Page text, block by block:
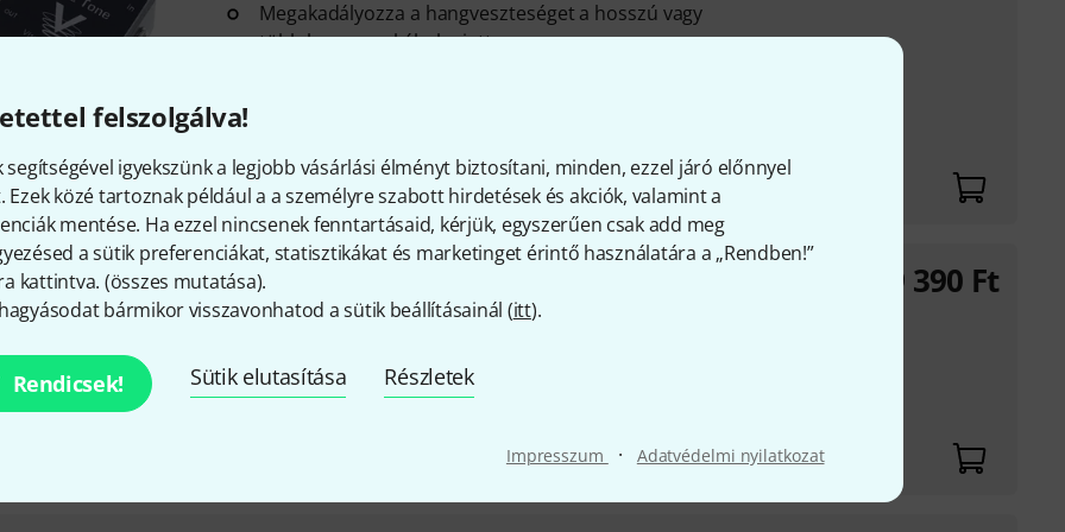
felszolgálva!
segítségével igyekszünk a legjobb vásárlási élményt biztosítani, minden, ezzel járó előnnyel
Ezek közé tartoznak például a a személyre szabott hirdetések és akciók, valamint a
mentése. Ha ezzel nincsenek fenntartásaid, kérjük, egyszerűen csak add meg
a sütik preferenciákat, statisztikákat és marketinget érintő használatára a „Rendben!”
kattintva. (összes mutatása).
bármikor visszavonhatod a sütik beállításainál (itt).
Rendicsek! Sütik elutasítása Részletek
Impresszum · Adatvédelmi nyilatkozat
Megakadályozza a hangveszteséget a hosszú vagy
több hangszer kábel miatt
csatlakozóaljzat 5,5 x 2,1 mm, negatív pólus belül)
Azonnal szállítható
Truetone
58
1 Spot Pro tápegységhez alkalmas
5,5 x 2,1 mm-es koaxiális tápcsatlakozó - 5,5 x 2,1
9 390 Ft